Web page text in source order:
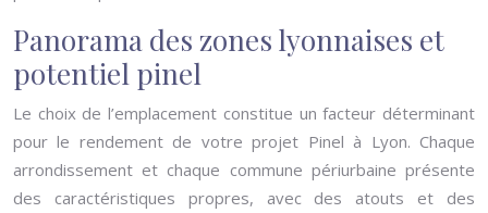
Panorama des zones lyonnaises et
potentiel pinel
Le choix de l’emplacement constitue un facteur déterminant
pour le rendement de votre projet Pinel à Lyon. Chaque
arrondissement et chaque commune périurbaine présente
des caractéristiques propres, avec des atouts et des